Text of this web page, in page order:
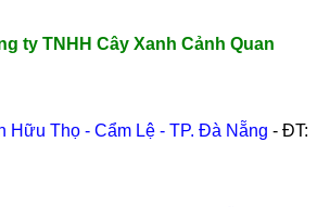
ty TNHH Cây Xanh Cảnh Quan
Hữu Thọ - Cẩm Lệ - TP. Đà Nẵng - ĐT: